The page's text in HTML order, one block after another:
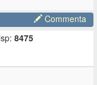
Commenta
8475